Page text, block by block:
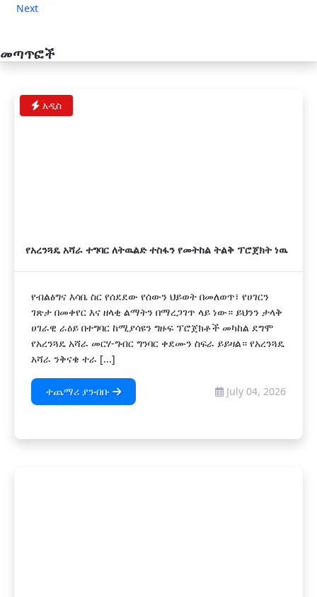
Next
መጣጥፎች
አዲስ
የአረንጓዴ አሻራ ተግባር ለትዉልድ ተስፋን የመትከል ትልቅ ፕሮጀክት ነዉ
የብልፅግና እሳቤ ስር የሰደደው የሰውን ህይወት በመለወጥ፣ የሀገርን
ገጽታ በመቀየር እና ዘላቂ ልማትን በማረጋገጥ ላይ ነው። ይህንን ታላቅ
ሀገራዊ ራዕይ በተግባር ከሚያሳዩን ግዙፍ ፕሮጀክቶች መካከል ደግሞ
የአረንጓዴ አሻራ መርሃ-ግብር ግንባር ቀደሙን ስፍራ ይይዛል። የአረንጓዴ
አሻራ ንቅናቄ ተራ [...]
ተጨማሪ ያንብቡ July 04, 2026